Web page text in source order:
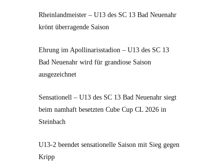
Rheinlandmeister – U13 des SC 13 Bad Neuenahr
krönt überragende Saison
Ehrung im Apollinarisstadion – U13 des SC 13
Bad Neuenahr wird für grandiose Saison
ausgezeichnet
Sensationell – U13 des SC 13 Bad Neuenahr siegt
beim namhaft besetzten Cube Cup CL 2026 in
Steinbach
U13-2 beendet sensationelle Saison mit Sieg gegen
Kripp